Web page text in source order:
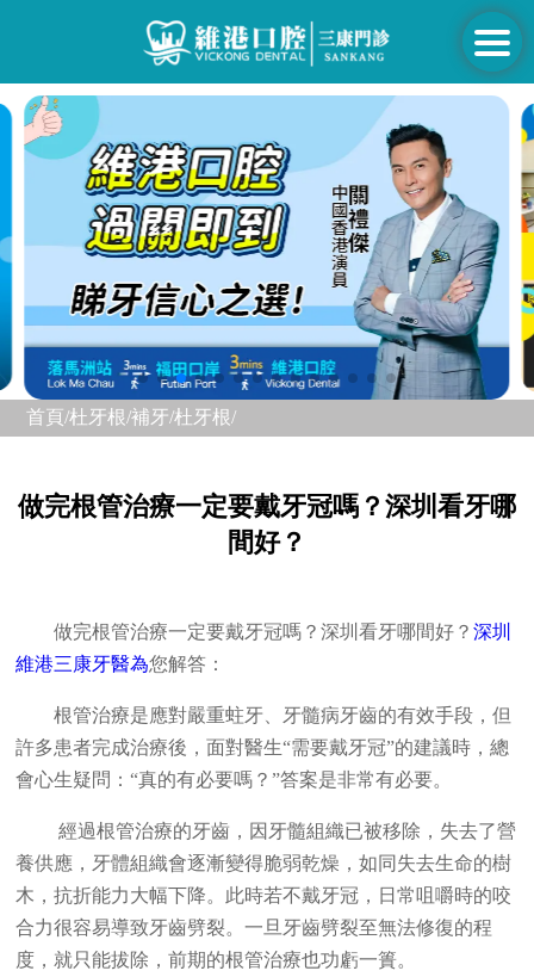
首頁/杜牙根/補牙/杜牙根/
做完根管治療一定要戴牙冠嗎？深圳看牙哪
間好？
做完根管治療一定要戴牙冠嗎？深圳看牙哪間好？深圳
維港三康牙醫為您解答：
根管治療是應對嚴重蛀牙、牙髓病牙齒的有效手段，但
許多患者完成治療後，面對醫生“需要戴牙冠”的建議時，總
會心生疑問：“真的有必要嗎？”答案是非常有必要。
經過根管治療的牙齒，因牙髓組織已被移除，失去了營
養供應，牙體組織會逐漸變得脆弱乾燥，如同失去生命的樹
木，抗折能力大幅下降。此時若不戴牙冠，日常咀嚼時的咬
合力很容易導致牙齒劈裂。一旦牙齒劈裂至無法修復的程
度，就只能拔除，前期的根管治療也功虧一簣。